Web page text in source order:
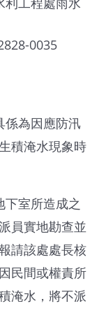
0035
係為因應防汛
積淹水現象時
室所造成之
員實地勘查並
請該處處長核
民間或權責所
淹水，將不派